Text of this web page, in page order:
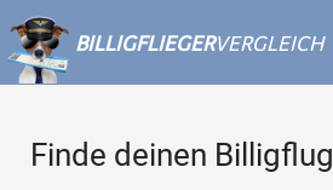
BILLIGFLIEGERVERGLEICH
Finde deinen Billigflug